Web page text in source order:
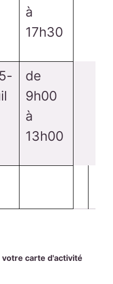
à
17h30
de
9h00
à
13h00
votre carte d'activité